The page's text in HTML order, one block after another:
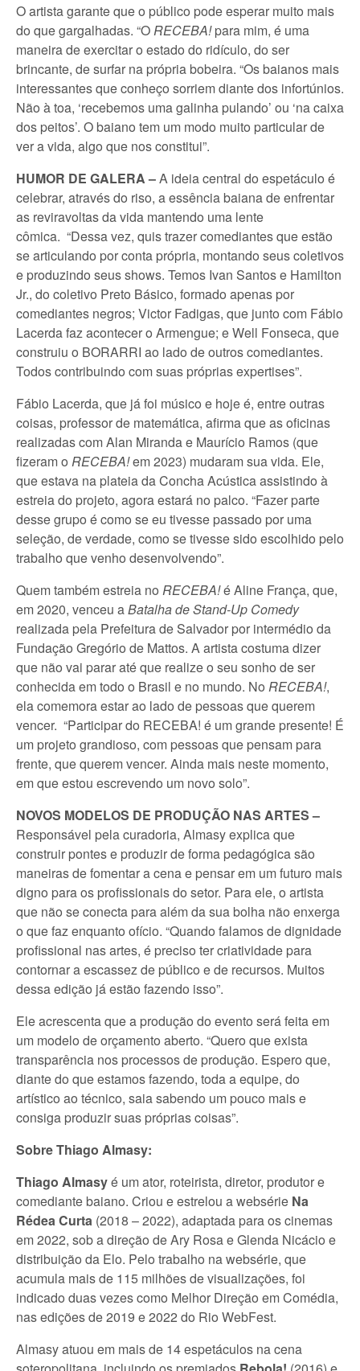
O artista garante que o público pode esperar muito mais
do que gargalhadas. “O RECEBA!para mim, é uma
maneira de exercitar o estado do ridículo, do ser
brincante, de surfar na própria bobeira. “Os baianos mais
interessantes que conheço sorriem diante dos infortúnios.
Não à toa, ‘recebemos uma galinha pulando’ ou ‘na caixa
dos peitos’. O baiano tem um modo muito particular de
ver a vida, algo que nos constitui”.
HUMOR DE GALERA –A ideia central do espetáculo é
celebrar, através do riso, a essência baiana de enfrentar
as reviravoltas da vida mantendo uma lente
cômica. “Dessa vez, quis trazer comediantes que estão
se articulando por conta própria, montando seus coletivos
e produzindo seus shows. Temos Ivan Santos e Hamilton
Jr., do coletivo Preto Básico, formado apenas por
comediantes negros; Victor Fadigas, que junto com Fábio
Lacerda faz acontecer o Armengue; e Well Fonseca, que
construiu o BORARRI ao lado de outros comediantes.
Todos contribuindo com suas próprias expertises”.
Fábio Lacerda, que já foi músico e hoje é, entre outras
coisas, professor de matemática, afirma que as oficinas
realizadas com Alan Miranda e Maurício Ramos (que
fizeram o RECEBA!em 2023) mudaram sua vida. Ele,
que estava na plateia da Concha Acústica assistindo à
estreia do projeto, agora estará no palco. “Fazer parte
desse grupo é como se eu tivesse passado por uma
seleção, de verdade, como se tivesse sido escolhido pelo
trabalho que venho desenvolvendo”.
Quem também estreia no RECEBA!é Aline França, que,
em 2020, venceu aBatalha de Stand-Up Comedy
realizada pela Prefeitura de Salvador por intermédio da
Fundação Gregório de Mattos. A artista costuma dizer
que não vai parar até que realize o seu sonho de ser
conhecida em todo o Brasil e no mundo. No RECEBA!,
ela comemora estar ao lado de pessoas que querem
vencer. “Participar do RECEBA! é um grande presente! É
um projeto grandioso, com pessoas que pensam para
frente, que querem vencer. Ainda mais neste momento,
em que estou escrevendo um novo solo”.
NOVOS MODELOS DE PRODUÇÃO NAS ARTES –
Responsável pela curadoria, Almasy explica que
construir pontes e produzir de forma pedagógica são
maneiras de fomentar a cena e pensar em um futuro mais
digno para os profissionais do setor. Para ele, o artista
que não se conecta para além da sua bolha não enxerga
o que faz enquanto ofício. “Quando falamos de dignidade
profissional nas artes, é preciso ter criatividade para
contornar a escassez de público e de recursos. Muitos
dessa edição já estão fazendo isso”.
Ele acrescenta que a produção do evento será feita em
um modelo de orçamento aberto. “Quero que exista
transparência nos processos de produção. Espero que,
diante do que estamos fazendo, toda a equipe, do
artístico ao técnico, saia sabendo um pouco mais e
consiga produzir suas próprias coisas”.
Sobre Thiago Almasy:
Thiago Almasyé um ator, roteirista, diretor, produtor e
comediante baiano. Criou e estrelou a websérie Na
Rédea Curta (2018 – 2022), adaptada para os cinemas
em 2022, sob a direção de Ary Rosa e Glenda Nicácio e
distribuição da Elo. Pelo trabalho na websérie, que
acumula mais de 115 milhões de visualizações, foi
indicado duas vezes como Melhor Direção em Comédia,
nas edições de 2019 e 2022 do Rio WebFest.
Almasy atuou em mais de 14 espetáculos na cena